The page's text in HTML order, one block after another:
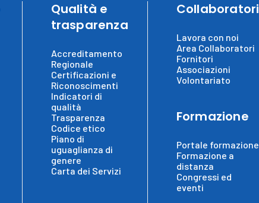
Qualità e
trasparenza
Accreditamento
Regionale
Certificazioni e
Riconoscimenti
Indicatori di
qualità
Trasparenza
Codice etico
Piano di
uguaglianza di
genere
Carta dei Servizi
Collaboratori
Lavora con noi
Area Collaboratori
Fornitori
Associazioni
Volontariato
Formazione
Portale formazione
Formazione a
distanza
Congressi ed
eventi